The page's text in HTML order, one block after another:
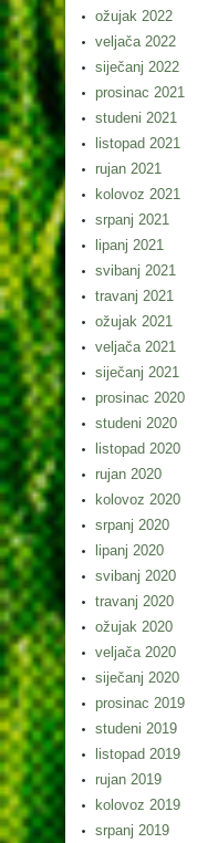
ožujak 2022
veljača 2022
siječanj 2022
prosinac 2021
studeni 2021
listopad 2021
rujan 2021
kolovoz 2021
srpanj 2021
lipanj 2021
svibanj 2021
travanj 2021
ožujak 2021
veljača 2021
siječanj 2021
prosinac 2020
studeni 2020
listopad 2020
rujan 2020
kolovoz 2020
srpanj 2020
lipanj 2020
svibanj 2020
travanj 2020
ožujak 2020
veljača 2020
siječanj 2020
prosinac 2019
studeni 2019
listopad 2019
rujan 2019
kolovoz 2019
srpanj 2019